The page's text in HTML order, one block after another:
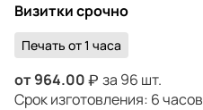
Визитки срочно
Печать от 1 часа
от964.00
за 96 шт.
Срок изготовления: 6 часов